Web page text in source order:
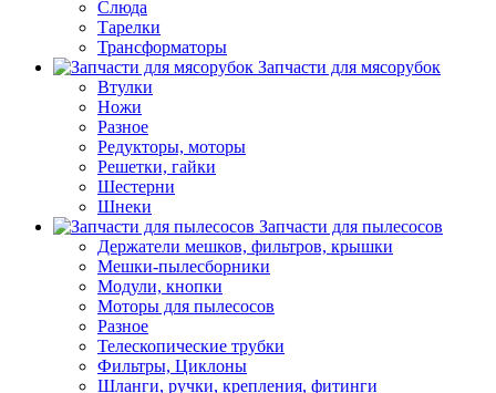
Слюда
Тарелки
Трансформаторы
Запчасти для мясорубок
Втулки
Ножи
Разное
Редукторы, моторы
Решетки, гайки
Шестерни
Шнеки
Запчасти для пылесосов
Держатели мешков, фильтров, крышки
Мешки-пылесборники
Модули, кнопки
Моторы для пылесосов
Разное
Телескопические трубки
Фильтры, Циклоны
Шланги, ручки, крепления, фитинги